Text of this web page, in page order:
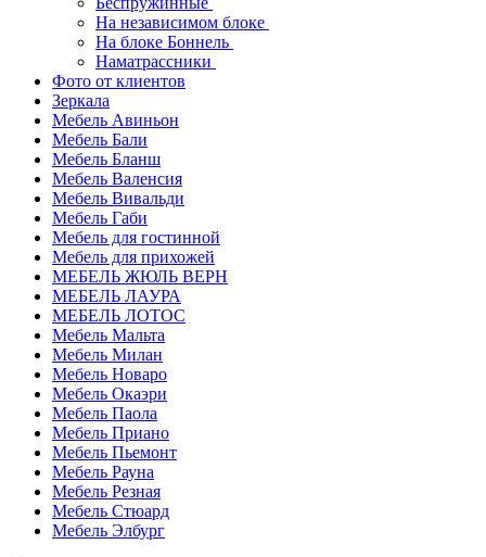
На независимом блоке
На блоке Боннель
Наматрассники
Фото от клиентов
Зеркала
Мебель Авиньон
Мебель Бали
Мебель Бланш
Мебель Валенсия
Мебель Вивальди
Мебель Габи
Мебель для гостинной
Мебель для прихожей
МЕБЕЛЬ ЖЮЛЬ ВЕРН
МЕБЕЛЬ ЛАУРА
МЕБЕЛЬ ЛОТОС
Мебель Мальта
Мебель Милан
Мебель Новаро
Мебель Окаэри
Мебель Паола
Мебель Приано
Мебель Пьемонт
Мебель Рауна
Мебель Резная
Мебель Стюард
Мебель Элбург